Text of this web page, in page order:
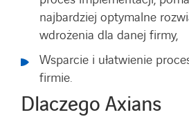
najbardziej optymalne
wdrożenia dla danej firmy,
Wsparcie i ułatwienie
firmie.
Dlaczego Axians